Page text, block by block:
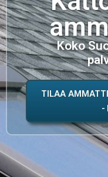
Koko
TILAA